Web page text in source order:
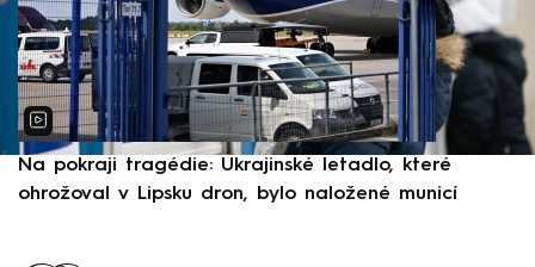
Na pokraji tragédie: Ukrajinské letadlo, které
ohrožoval v Lipsku dron, bylo naložené municí